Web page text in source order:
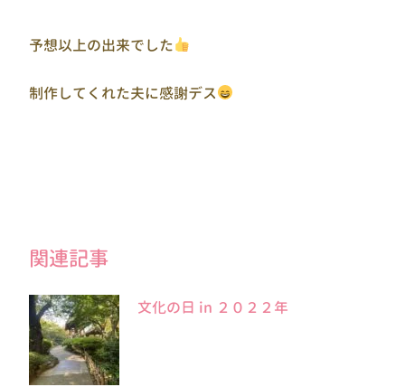
予想以上の出来でした
制作してくれた夫に感謝デス
関連記事
文化の日 in ２０２２年